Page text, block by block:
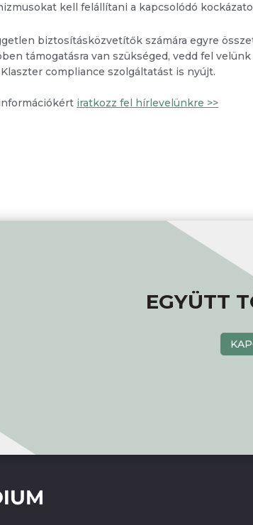
kell felállítani a kapcsolódó
biztosításközvetítők számára egyre
támogatásra van szükséged, vedd fel
compliance szolgáltatást is nyújt.
iratkozz fel hírlevelünkre >>
EGYÜTT